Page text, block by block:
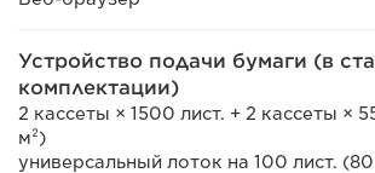
Устройство подачи бумаги (в
комплектации)
2 кассеты × 1500 лист. + 2 кассеты ×
м²)
универсальный лоток на 100 лист.